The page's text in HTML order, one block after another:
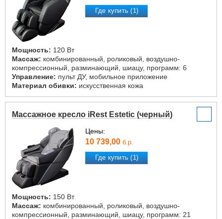
Где купить (1)
Мощность: 120 Вт
Массаж: комбинированный, роликовый, воздушно-
компрессионный, разминающий, шиацу, программ: 6
Управление: пульт ДУ, мобильное приложение
Материал обивки: искусственная кожа
Массажное кресло iRest Estetic (черный)
Цены:
10 739,00 б.р.
Где купить (1)
Мощность: 150 Вт
Массаж: комбинированный, роликовый, воздушно-
компрессионный, разминающий, шиацу, программ: 21